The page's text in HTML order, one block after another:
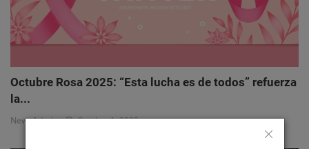
Octubre Rosa 2025: “Esta lucha es de todos” refuerza
la...
NewsAdmin Octubre 1, 2025